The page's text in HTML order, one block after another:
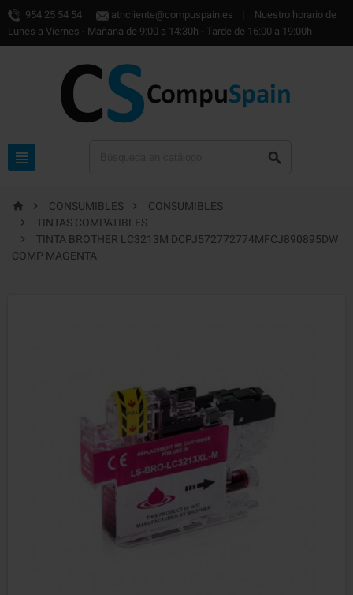
954 25 54 54 atncliente@compuspain.es
Nuestro horario de
Lunes a Viernes - Mañana de 9:00 a 14:30h - Tarde de 16:00 a 19:00h
 
  CONSUMIBLES 
CONSUMIBLES

TINTAS COMPATIBLES

TINTA BROTHER LC3213M DCPJ572772774MFCJ890895DW
COMP MAGENTA